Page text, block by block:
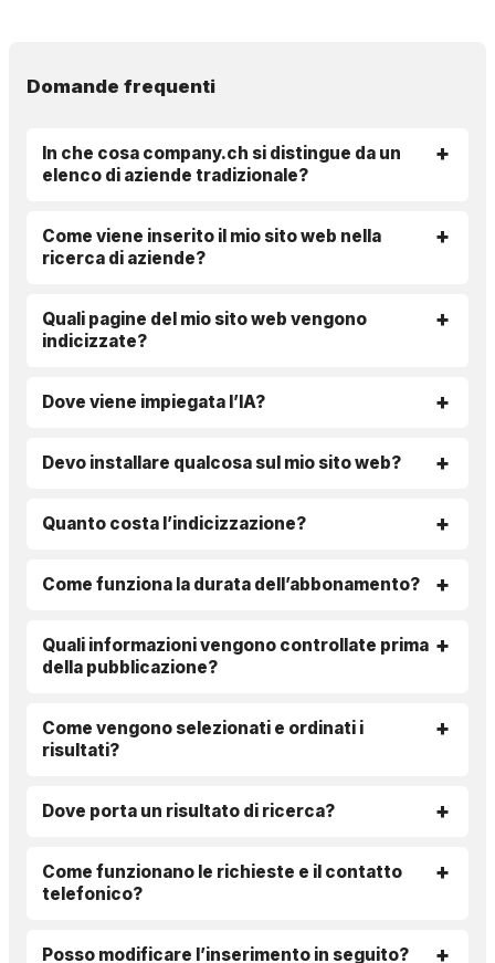
Domande frequenti
In che cosa company.ch si distingue da un
elenco di aziende tradizionale?
Come viene inserito il mio sito web nella
ricerca di aziende?
Quali pagine del mio sito web vengono
indicizzate?
Dove viene impiegata l’IA?
Devo installare qualcosa sul mio sito web?
Quanto costa l’indicizzazione?
Come funziona la durata dell’abbonamento?
Quali informazioni vengono controllate prima
della pubblicazione?
Come vengono selezionati e ordinati i
risultati?
Dove porta un risultato di ricerca?
Come funzionano le richieste e il contatto
telefonico?
Posso modificare l’inserimento in seguito?